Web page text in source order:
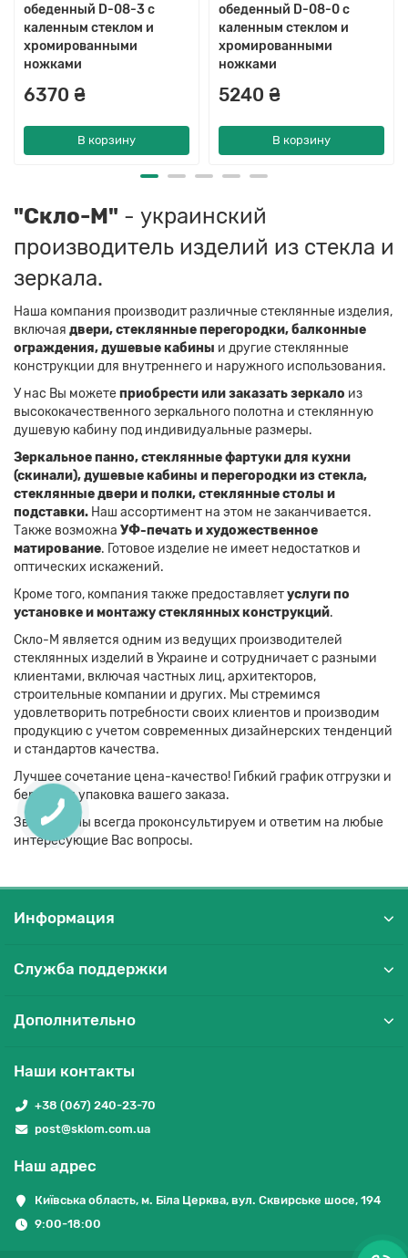
обеденный D-08-3 с
каленным стеклом и
хромированными
ножками
6370 ₴
В корзину
обеденный D-08-0 с
каленным стеклом и
хромированными
ножками
5240 ₴
В корзину
"Скло-М" - украинский
производитель изделий из стекла и
зеркала.
Наша компания производит различные стеклянные изделия,
включая двери, стеклянные перегородки, балконные
ограждения, душевые кабины и другие стеклянные
конструкции для внутреннего и наружного использования.
У нас Вы можетеприобрести или заказать зеркало из
высококачественного зеркального полотна и стеклянную
душевую кабину под индивидуальные размеры.
Зеркальное панно, стеклянные фартуки для кухни
(скинали), душевые кабины и перегородки из стекла,
стеклянные двери и полки, стеклянные столы и
подставки. Наш ассортимент на этом не заканчивается.
Также возможна УФ-печать и художественное
матирование. Готовое изделие не имеет недостатков и
оптических искажений.
Кроме того, компания также предоставляетуслуги по
установке и монтажу стеклянных конструкций.
Скло-М является одним из ведущих производителей
стеклянных изделий в Украине и сотрудничает с разными
клиентами, включая частных лиц, архитекторов,
строительные компании и других. Мы стремимся
удовлетворить потребности своих клиентов и производим
продукцию с учетом современных дизайнерских тенденций
и стандартов качества.
Лучшее сочетание цена-качество! Гибкий график отгрузки и
бережная упаковка вашего заказа.
Звоните! Мы всегда проконсультируем и ответим на любые
интересующие Вас вопросы.
Информация
Служба поддержки
Дополнительно
Наши контакты
+38 (067) 240-23-70
post@sklom.com.ua
Наш адрес
Київська область, м. Біла Церква, вул. Сквирське шосе, 194
9:00-18:00